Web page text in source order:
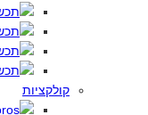
קולקציות